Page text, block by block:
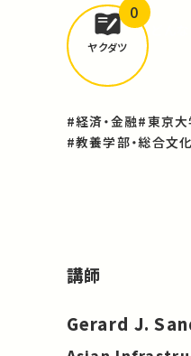
どん
ヤクダツ
0
#経済・金融#東京
#教養学部・総合文
講師
Gerard J.